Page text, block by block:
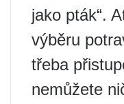
jako pták“.
výběru
třeba
nemůžete